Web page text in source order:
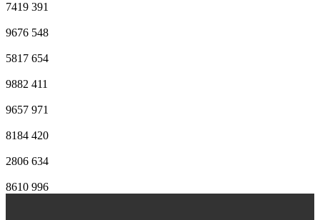
7419 391
9676 548
5817 654
9882 411
9657 971
8184 420
2806 634
8610 996